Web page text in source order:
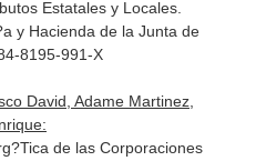
Estatales y Locales.
y Hacienda de la Junta de
8195-991-X
David, Adame Martinez,
de las Corporaciones